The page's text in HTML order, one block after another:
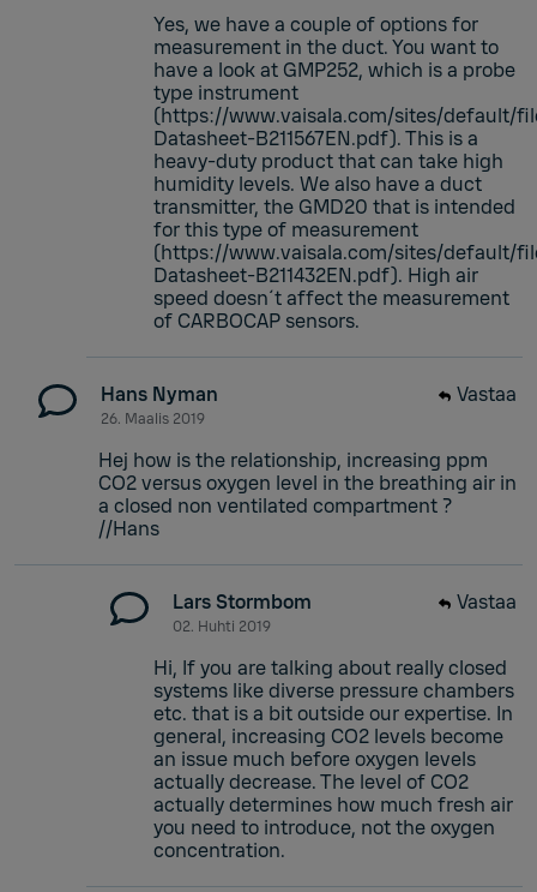
Yes, we have a couple of options for
measurement in the duct. You want to
have a look at GMP252, which is a probe
type instrument
(https://www.vaisala.com/sites/default/
Datasheet-B211567EN.pdf). This is a
heavy-duty product that can take high
humidity levels. We also have a duct
transmitter, the GMD20 that is intended
for this type of measurement
(https://www.vaisala.com/sites/default/
Datasheet-B211432EN.pdf). High air
speed doesn´t affect the measurement
of CARBOCAP sensors.
Hans Nyman
26. Maalis 2019
Hej how is the relationship, increasing ppm
CO2 versus oxygen level in the breathing air in
a closed non ventilated compartment ?
//Hans
Vastaa
Lars Stormbom
02. Huhti 2019
Hi, If you are talking about really closed
systems like diverse pressure chambers
etc. that is a bit outside our expertise. In
general, increasing CO2 levels become
an issue much before oxygen levels
actually decrease. The level of CO2
actually determines how much fresh air
you need to introduce, not the oxygen
concentration.
Vastaa